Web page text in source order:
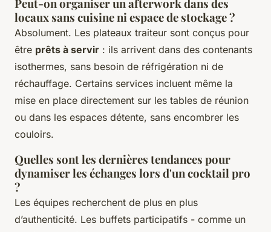
Peut-on organiser un afterwork dans des
locaux sans cuisine ni espace de stockage ?
Absolument. Les plateaux traiteur sont conçus pour
être prêts à servir : ils arrivent dans des contenants
isothermes, sans besoin de réfrigération ni de
réchauffage. Certains services incluent même la
mise en place directement sur les tables de réunion
ou dans les espaces détente, sans encombrer les
couloirs.
Quelles sont les dernières tendances pour
dynamiser les échanges lors d'un cocktail pro
?
Les équipes recherchent de plus en plus
d’authenticité. Les buffets participatifs - comme un